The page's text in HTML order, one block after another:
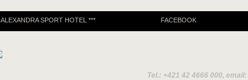
ALEXANDRA SPORT HOTEL *** FACEBOOK
Tel.: +421 42 4666 000, email: